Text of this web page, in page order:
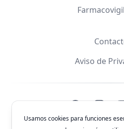
Aviso de
Facebook
Usamos cookies para funciones